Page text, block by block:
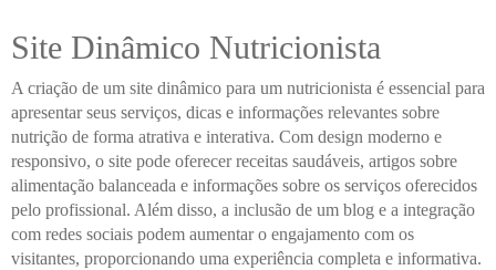
Site Dinâmico Nutricionista
A criação de um site dinâmico para um nutricionista é essencial para
apresentar seus serviços, dicas e informações relevantes sobre
nutrição de forma atrativa e interativa. Com design moderno e
responsivo, o site pode oferecer receitas saudáveis, artigos sobre
alimentação balanceada e informações sobre os serviços oferecidos
pelo profissional. Além disso, a inclusão de um blog e a integração
com redes sociais podem aumentar o engajamento com os
visitantes, proporcionando uma experiência completa e informativa.